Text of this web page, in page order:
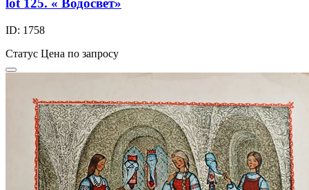
lot 125. « Водосвет»
ID: 1758
Статус Цена по запросу